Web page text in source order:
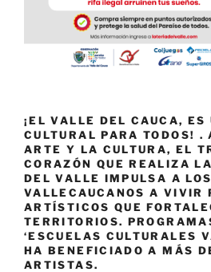
¡EL VALLE DEL CAUCA, ES
CULTURAL PARA TODOS! .
ARTE Y LA CULTURA, EL
CORAZÓN QUE REALIZA
DEL VALLE IMPULSA A LOS
VALLECAUCANOS A VIVIR
ARTÍSTICOS QUE
TERRITORIOS.
‘ESCUELAS CULTURALES
HA BENEFICIADO A MÁS
ARTISTAS.